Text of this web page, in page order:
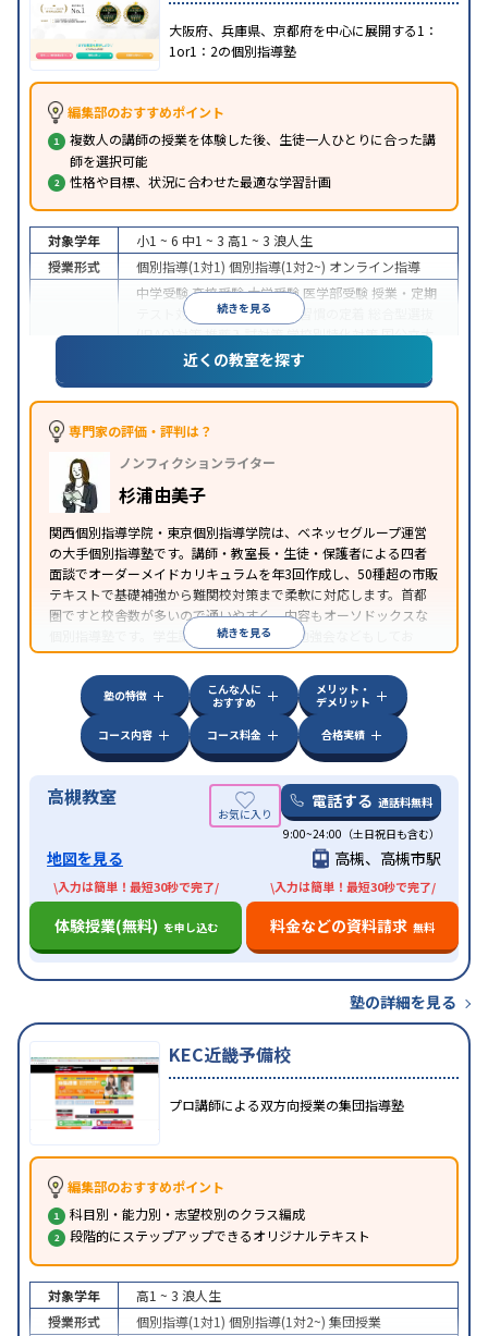
大阪府、兵庫県、京都府を中心に展開する1：
1or1：2の個別指導塾
編集部のおすすめポイント
複数人の講師の授業を体験した後、生徒一人ひとりに合った講
師を選択可能
性格や目標、状況に合わせた最適な学習計画
続きを見る
対象学年 小1 ~ 6 中1 ~ 3 高1 ~ 3 浪人生
授業形式
個別指導(1対1) 個別指導(1対2~) オンライン指導
中学受験高校受験大学受験 医学部受験 授業・定期
テスト対策
内申点対策 学習習慣の定着
(旧AO)対策推薦入試対策学校別特化対策国公立大
私大対策共通テスト対策
その他科目別特化
中高一貫校生に対応
校生に対応 オンライン対応
節講習のみの受講可発達障害の子どもに対応
室あり
近くの教室を探す
専門家の評価・評判は？
ノンフィクションライター
杉浦由美子
関西個別指導学院・東京個別指導学院は、ベネッセグループ運営
の大手個別指導塾です。講師・教室長・生徒・保護者による四者
面談でオーダーメイドカリキュラムを年3回作成し、50種超の市販
テキストで基礎補強から難関校対策まで柔軟に対応します。首都
圏ですと校舎数が多いので通いやすく、内容もオーソドックスな
個別指導塾です。学生講師たちが自主的に勉強会などもしてお
り、学生講師の頑張りが目立ちます。
続きを見る
塾の特徴
こんな人に
おすすめ
メリット・
デメリット
コース内容
コース料金 合格実績
高槻教室 電話する 通話料無料
9:00~24:00（土日祝日も含む）
地図を見る 高槻、高槻市駅
\入力は簡単！最短30秒で完了/
体験授業(無料) を申し込む
\入力は簡単！最短30秒で完了/
料金などの資料請求 無料
塾の詳細を見る
KEC近畿予備校
プロ講師による双方向授業の集団指導塾
編集部のおすすめポイント
科目別・能力別・志望校別のクラス編成
段階的にステップアップできるオリジナルテキスト
対象学年 高1 ~ 3 浪人生
授業形式
個別指導(1対1) 個別指導(1対2~) 集団授業